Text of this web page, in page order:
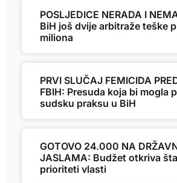
POSLJEDICE NERADA I
BiH još dvije arbitraže teške
miliona
PRVI SLUČAJ FEMICIDA
FBIH: Presuda koja bi mogla
sudsku praksu u BiH
GOTOVO 24.000 NA
JASLAMA: Budžet otkriva
prioriteti vlasti